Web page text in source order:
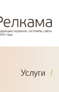
Услуги /